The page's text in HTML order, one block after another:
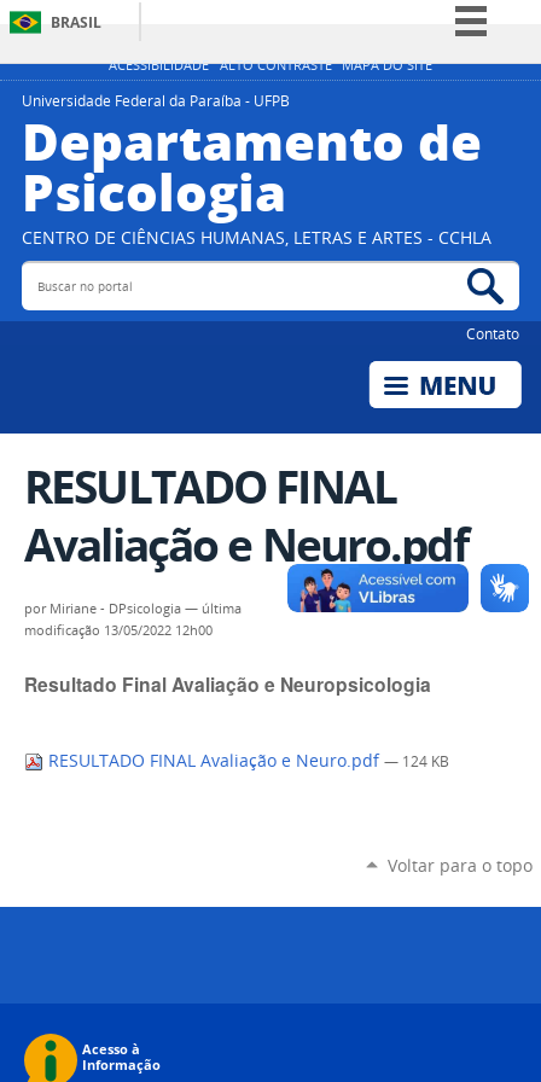
ACESSIBILIDADE ALTO CONTRASTE MAPA DO SITE
BRASIL
Simplifique!
Participe
Universidade Federal da Paraíba - UFPB
Departamento de
Psicologia
CENTRO DE CIÊNCIAS HUMANAS, LETRAS E ARTES - CCHLA
Buscar no portal
Contato
RESULTADO FINAL
Avaliação e Neuro.pdf
por Miriane - DPsicologia — última
modificação 13/05/2022 12h00
Resultado Final Avaliação e Neuropsicologia
RESULTADO FINAL Avaliação e Neuro.pdf — 124 KB
Voltar para o topo